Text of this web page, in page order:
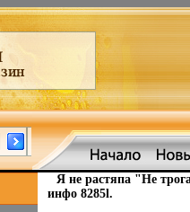
Я не растяпа "Не
инфо 8285l.